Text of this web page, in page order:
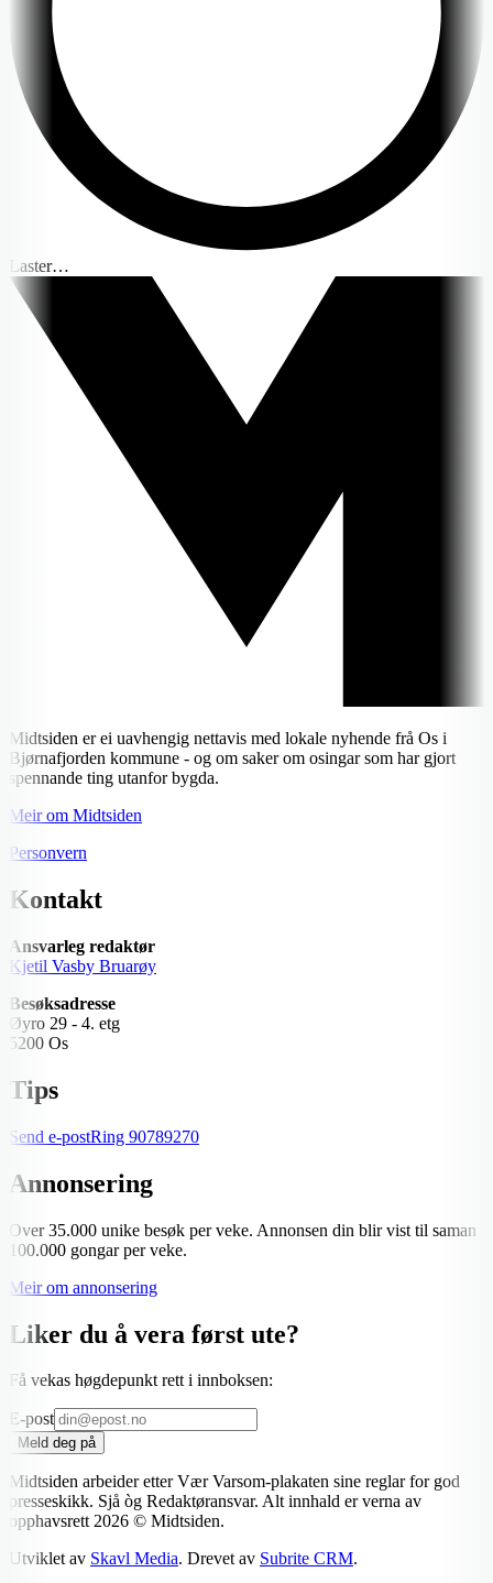
Laster…
Midtsiden er ei uavhengig nettavis med lokale nyhende frå Os i
Bjørnafjorden kommune - og om saker om osingar som har gjort
spennande ting utanfor bygda.
Meir om Midtsiden
Personvern
Kontakt
Ansvarleg redaktør
Kjetil Vasby Bruarøy
Besøksadresse
Øyro 29 - 4. etg
5200 Os
Tips
Send e-postRing 90789270
Annonsering
Over 35.000 unike besøk per veke. Annonsen din blir vist til saman
100.000 gongar per veke.
Meir om annonsering
Liker du å vera først ute?
Få vekas høgdepunkt rett i innboksen:
E-post
Meld deg på
Midtsiden arbeider etter Vær Varsom-plakaten sine reglar for god
presseskikk. Sjå òg Redaktøransvar. Alt innhald er verna av
opphavsrett2026 © Midtsiden.
Utviklet av Skavl Media. Drevet av Subrite CRM.